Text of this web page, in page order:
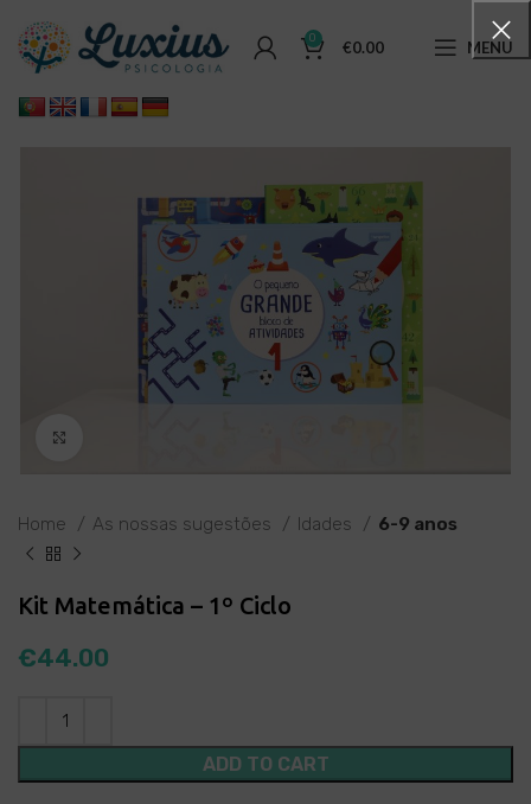
0 €0.00 MENU
Home As nossas sugestões Idades 6-9 anos
Kit Matemática – 1º Ciclo
€44.00
ADD TO CART